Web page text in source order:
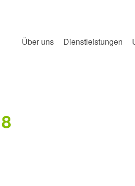
Über uns Dienstleistungen